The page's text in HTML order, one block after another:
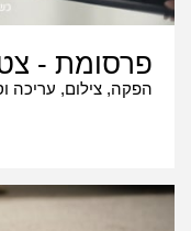
פרסומת -
הפקה, צילום, עריכה